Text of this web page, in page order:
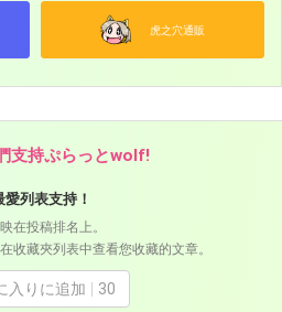
虎之穴通販
支持ぷらっとwolf!
列表支持！
在投稿排名上。
收藏夾列表中查看您收藏的文章。
入りに追加 30